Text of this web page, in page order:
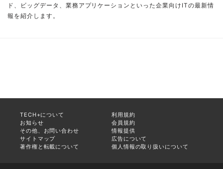
ド、ビッグデータ、業務アプリケーションといった企業向けITの最新情
報を紹介します。
TECH+について
利用規約
お知らせ
会員規約
その他、お問い合わせ
情報提供
サイトマップ
広告について
著作権と転載について
個人情報の取り扱いについて